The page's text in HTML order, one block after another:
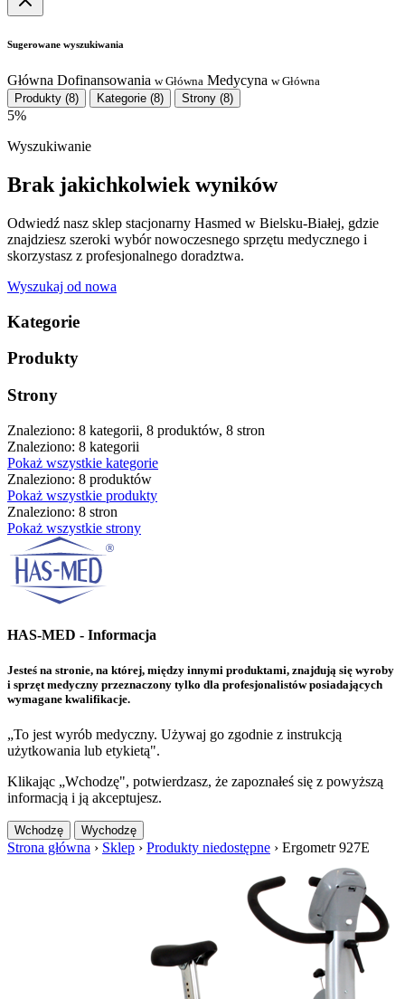
Sugerowane wyszukiwania
Główna Dofinansowania w Główna Medycyna w Główna
Produkty (8) Kategorie (8) Strony (8)
5%
Wyszukiwanie
Brak jakichkolwiek wyników
Odwiedź nasz sklep stacjonarny Hasmed w Bielsku-Białej, gdzie
znajdziesz szeroki wybór nowoczesnego sprzętu medycznego i
skorzystasz z profesjonalnego doradztwa.
Wyszukaj od nowa
Kategorie
Produkty
Strony
Znaleziono: 8 kategorii, 8 produktów, 8 stron
Znaleziono: 8 kategorii
Pokaż wszystkie kategorie
Znaleziono: 8 produktów
Pokaż wszystkie produkty
Znaleziono: 8 stron
Pokaż wszystkie strony
HAS-MED - Informacja
Jesteś na stronie, na której, między innymi produktami, znajdują się wyroby
i sprzęt medyczny przeznaczony tylko dla profesjonalistów posiadających
wymagane kwalifikacje.
„To jest wyrób medyczny. Używaj go zgodnie z instrukcją
użytkowania lub etykietą".
Klikając „Wchodzę", potwierdzasz, że zapoznałeś się z powyższą
informacją i ją akceptujesz.
Wchodzę Wychodzę
Strona główna › Sklep › Produkty niedostępne › Ergometr 927E